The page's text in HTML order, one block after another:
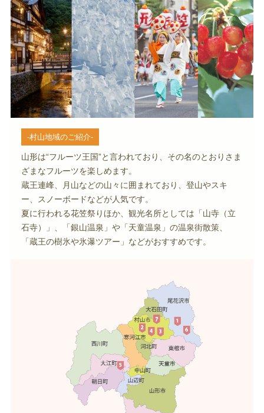
-村山地域のご紹介-
山形は“フルーツ王国”と言われており、その名のとおりさま
ざまなフルーツを楽しめます。
蔵王連峰、月山などの山々に囲まれており、登山やスキ
ー、スノーボードなどが人気です。
夏に行われる花笠祭りほか、観光名所としては「山寺（立
石寺）」、「銀山温泉」や「天童温泉」の温泉街散策、
「蔵王の樹氷や氷瀑ツアー」などがおすすめです。